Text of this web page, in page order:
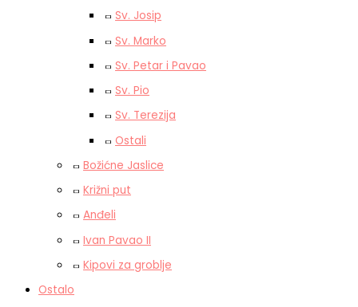
Sv. Josip
Sv. Marko
Sv. Petar i Pavao
Sv. Pio
Sv. Terezija
Ostali
Božićne Jaslice
Križni put
Anđeli
Ivan Pavao II
Kipovi za groblje
Ostalo